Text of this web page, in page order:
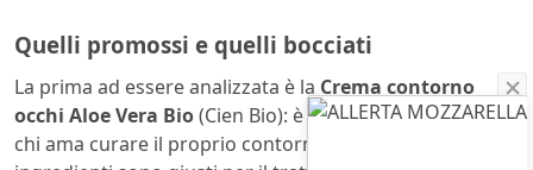
Quelli promossi e quelli bocciati
La prima ad essere analizzata è la Crema contorno
occhi Aloe Vera Bio(Cien Bio): è una buona scelta per
chi ama curare il proprio contorno occhi e gli